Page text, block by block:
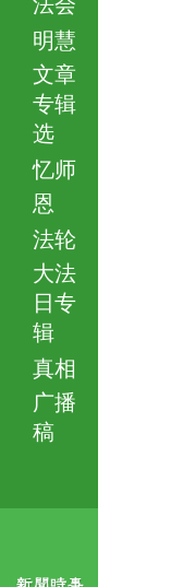
明慧
文章
专辑
选
忆师
恩
法轮
大法
日专
辑
真相
广播
稿